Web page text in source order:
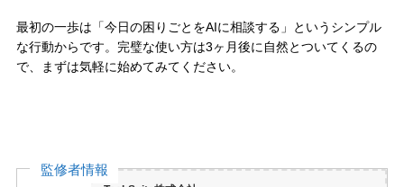
最初の一歩は「今日の困りごとをAIに相談する」というシンプル
な行動からです。完璧な使い方は3ヶ月後に自然とついてくるの
で、まずは気軽に始めてみてください。
監修者情報